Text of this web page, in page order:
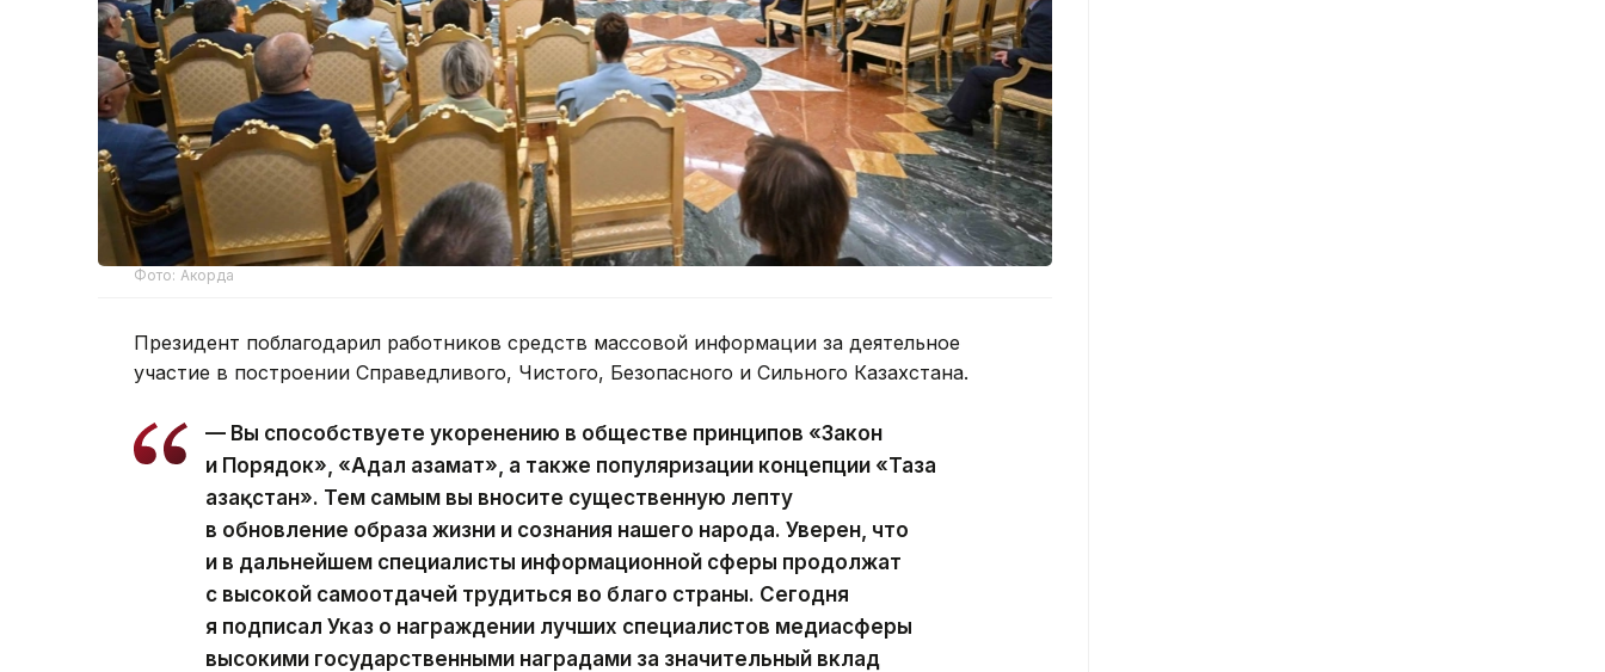
Фото: Акорда
Президент поблагодарил работников средств массовой информации за деятельное
участие в построении Справедливого, Чистого, Безопасного и Сильного Казахстана.
— Вы способствуете укоренению в обществе принципов «Закон
и Порядок», «Адал азамат», а также популяризации концепции «Таза
Қазақстан». Тем самым вы вносите существенную лепту
в обновление образа жизни и сознания нашего народа. Уверен, что
и в дальнейшем специалисты информационной сферы продолжат
с высокой самоотдачей трудиться во благо страны. Сегодня
я подписал Указ о награждении лучших специалистов медиасферы
высокими государственными наградами за значительный вклад